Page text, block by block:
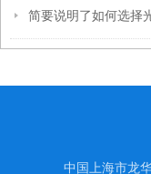
简要说明了如何选择
中国上海市龙